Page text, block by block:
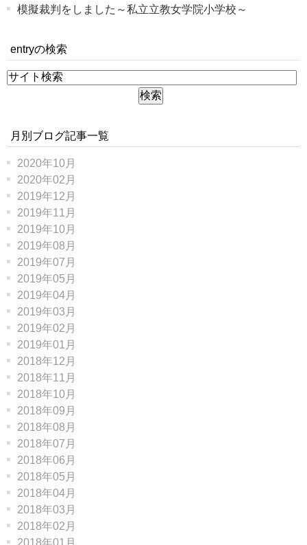
模擬裁判をしました～私立立教女学院小学校～
entryの検索
月別ブログ記事一覧
2020年10月
2020年02月
2019年12月
2019年11月
2019年10月
2019年08月
2019年07月
2019年05月
2019年04月
2019年03月
2019年02月
2019年01月
2018年12月
2018年11月
2018年10月
2018年09月
2018年08月
2018年07月
2018年06月
2018年05月
2018年04月
2018年03月
2018年02月